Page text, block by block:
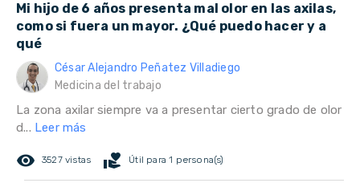
Mi hijo de 6 años presenta mal olor en las axilas,
como si fuera un mayor. ¿Qué puedo hacer y a
qué
César Alejandro Peñatez Villadiego
Medicina del trabajo
La zona axilar siempre va a presentar cierto grado de olor
d... Leer más
remove_red_eye 3527 vistas volunteer_activism Útil para 1 persona(s)